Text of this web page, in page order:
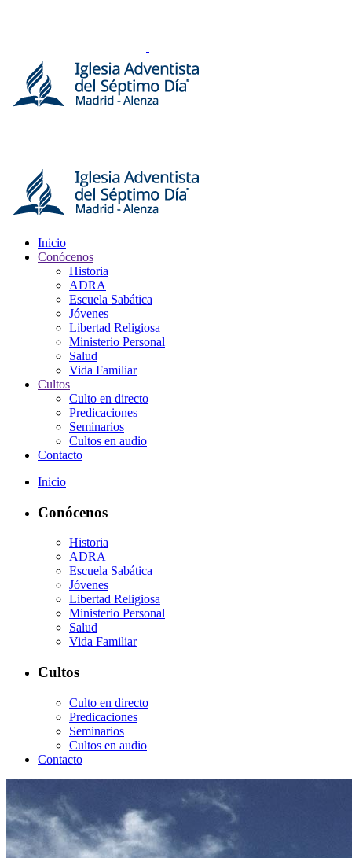
Inicio
Conócenos
Historia
ADRA
Escuela Sabática
Jóvenes
Libertad Religiosa
Ministerio Personal
Salud
Vida Familiar
Cultos
Culto en directo
Predicaciones
Seminarios
Cultos en audio
Contacto
Inicio
Conócenos
Historia
ADRA
Escuela Sabática
Jóvenes
Libertad Religiosa
Ministerio Personal
Salud
Vida Familiar
Cultos
Culto en directo
Predicaciones
Seminarios
Cultos en audio
Contacto